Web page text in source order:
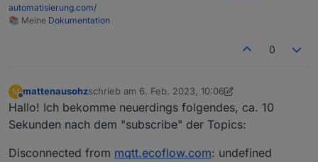
automatisierung.com/
📚 Meine Dokumentation
0
M
Offline
mattenausohzschrieb am 6. Feb. 2023, 10:06
zuletzt editiert von mattenausohz
Hallo! Ich bekomme neuerdings folgendes, ca. 10
Sekunden nach dem "subscribe" der Topics:
Disconnected from mqtt.ecoflow.com: undefined